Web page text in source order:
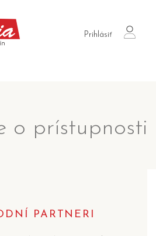
Prihlásiť
login
o prístupnosti
PARTNERI